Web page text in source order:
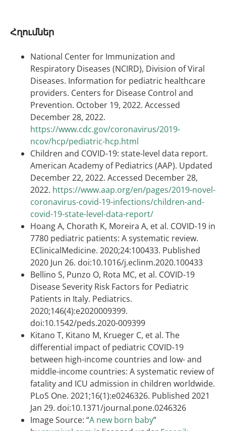
Հղումներ
National Center for Immunization and
Respiratory Diseases (NCIRD), Division of Viral
Diseases. Information for pediatric healthcare
providers. Centers for Disease Control and
Prevention. October 19, 2022. Accessed
December 28, 2022.
https://www.cdc.gov/coronavirus/2019-
ncov/hcp/pediatric-hcp.html
Children and COVID-19: state-level data report.
American Academy of Pediatrics (AAP). Updated
December 22, 2022. Accessed December 28,
2022. https://www.aap.org/en/pages/2019-novel-
coronavirus-covid-19-infections/children-and-
covid-19-state-level-data-report/
Hoang A, Chorath K, Moreira A, et al. COVID-19 in
7780 pediatric patients: A systematic review.
EClinicalMedicine. 2020;24:100433. Published
2020 Jun 26. doi:10.1016/j.eclinm.2020.100433
Bellino S, Punzo O, Rota MC, et al. COVID-19
Disease Severity Risk Factors for Pediatric
Patients in Italy. Pediatrics.
2020;146(4):e2020009399.
doi:10.1542/peds.2020-009399
Kitano T, Kitano M, Krueger C, et al. The
differential impact of pediatric COVID-19
between high-income countries and low- and
middle-income countries: A systematic review of
fatality and ICU admission in children worldwide.
PLoS One. 2021;16(1):e0246326. Published 2021
Jan 29. doi:10.1371/journal.pone.0246326
Image Source: “A new born baby”